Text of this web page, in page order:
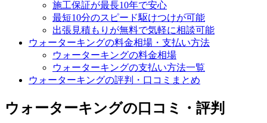
施工保証が最長10年で安心
最短10分のスピード駆けつけが可能
出張見積もりが無料で気軽に相談可能
ウォーターキングの料金相場・支払い方法
ウォーターキングの料金相場
ウォーターキングの支払い方法一覧
ウォーターキングの評判・口コミまとめ
ウォーターキングの口コミ・評判